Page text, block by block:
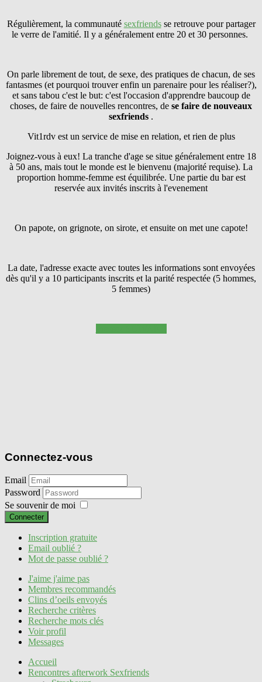
Régulièrement, la communauté sexfriendsse retrouve pour partager
le verre de l'amitié. Il y a généralement entre 20 et 30 personnes.
On parle librement de tout, de sexe, des pratiques de chacun, de ses
fantasmes (et pourquoi trouver enfin un parenaire pour les réaliser?),
et sans tabou c'est le but: c'est l'occasion d'apprendre baucoup de
choses, de faire de nouvelles rencontres, de se faire de nouveaux
sexfriends .
Vit1rdv est un service de mise en relation, et rien de plus
Joignez-vous à eux! La tranche d'age se situe généralement entre 18
à 50 ans, mais tout le monde est le bienvenu (majorité requise). La
proportion homme-femme est équilibrée. Une partie du bar est
reservée aux invités inscrits à l'evenement
On papote, on grignote, on sirote, et ensuite on met une capote!
La date, l'adresse exacte avec toutes les informations sont envoyées
dès qu'il y a 10 participants inscrits et la parité respectée (5 hommes,
5 femmes)
Connectez-vous
Email
Password
Se souvenir de moi
Connecter
Inscription gratuite
Email oublié ?
Mot de passe oublié ?
J'aime j'aime pas
Membres recommandés
Clins d’oeils envoyés
Recherche critères
Recherche mots clés
Voir profil
Messages
Accueil
Rencontres afterwork Sexfriends